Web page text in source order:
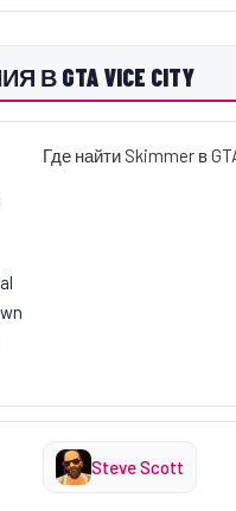
В GTA VICE CITY
Где найти Skimmer в
Steve Scott